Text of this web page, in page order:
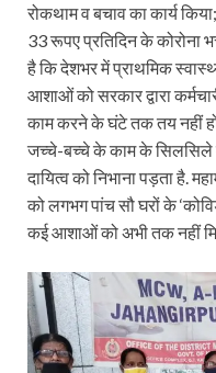
रोकथाम व बचाव का कार्य
33 रूपए प्रतिदिन के कोरोना
है कि देशभर में प्राथमिक
आशाओं को सरकार द्वारा
काम करने के घंटे तक तय नहीं
जच्चे-बच्चे के काम के सिलसिले
दायित्व को निभाना पड़ता है.
को लगभग पांच सौ घरों के
कई आशाओं को अभी तक नहीं